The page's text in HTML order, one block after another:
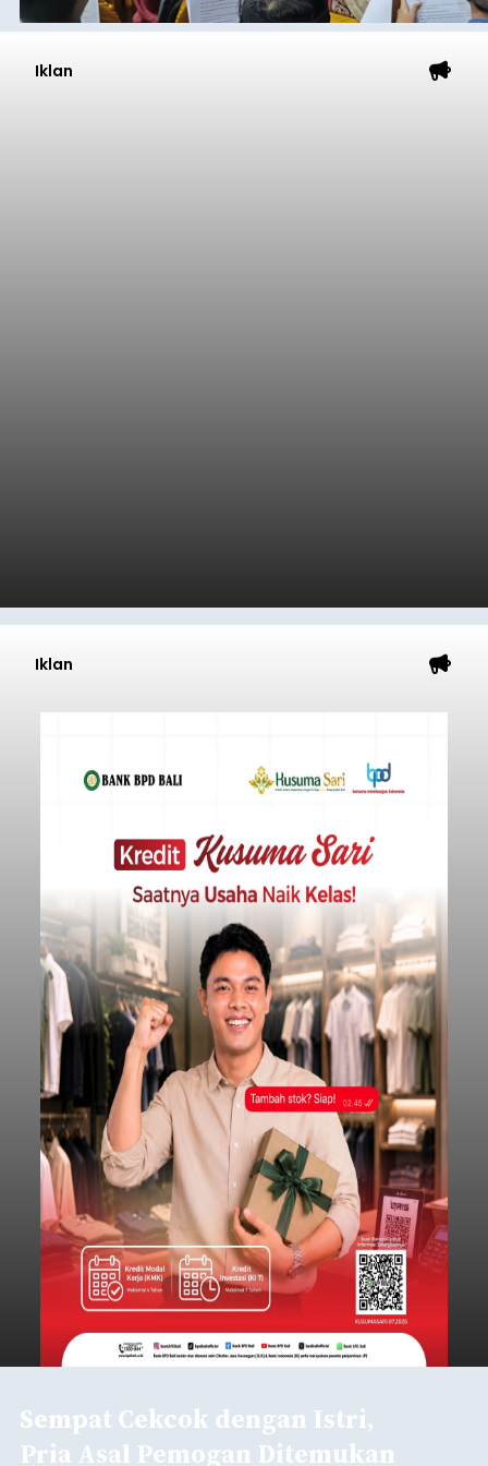
Iklan
Iklan
Sempat Cekcok dengan Istri,
Pria Asal Pemogan Ditemukan